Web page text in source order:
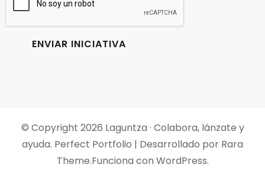
© Copyright 2026 Laguntza · Colabora, lánzate y
ayuda. Perfect Portfolio | Desarrollado por Rara
Theme.Funciona con WordPress.